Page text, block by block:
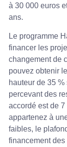
à 30 000 euros
ans.
Le programme
financer les
changement de
pouvez obtenir
hauteur de 35
percevant des
accordé est de
appartenez à
faibles, le
financement des